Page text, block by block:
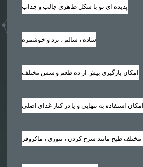
پدیده ای نو با شکل ظاهری جالب و جذاب
ساده ، سالم ، ترد و خوشمزه
امکان بارگیری بیش از ده طعم و سس مختلف
امکان استفاده به تنهایی و یا در کنار غذای اصلی
مختلف طبخ مانند سرخ کردن ، تنوری ، ماکروفر